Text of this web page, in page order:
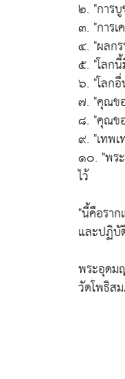
๒. "การ
๓. "การ
๔. "ผลก
๕. "โลก
๖. "โลก
๗. "คุณข
๘. "คุณข
๙. "เทพ
๑๐. "พร
ไว้
"นี้คือรา
และปฏิบั
พระอุดม
วัดโพธิส